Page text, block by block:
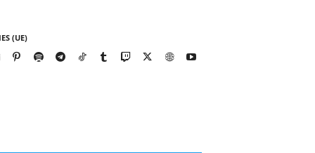
(UE)